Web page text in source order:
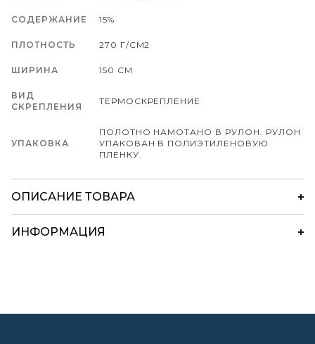
СОДЕРЖАНИЕ 15%
ПЛОТНОСТЬ 270 Г/СМ2
ШИРИНА 150 СМ
ВИД
СКРЕПЛЕНИЯ
ТЕРМОСКРЕПЛЕНИЕ
УПАКОВКА
ПОЛОТНО НАМОТАНО В РУЛОН. РУЛОН
УПАКОВАН В ПОЛИЭТИЛЕНОВУЮ
ПЛЕНКУ.
ОПИСАНИЕ ТОВАРА
ИНФОРМАЦИЯ